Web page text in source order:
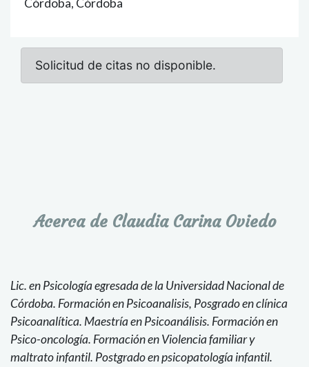
Córdoba, Córdoba
Acerca de Claudia Carina Oviedo
Lic. en Psicología egresada de la Universidad Nacional de
Córdoba. Formación en Psicoanalisis, Posgrado en clínica
Psicoanalítica. Maestría en Psicoanálisis. Formación en
Psico-oncología. Formación en Violencia familiar y
maltrato infantil. Postgrado en psicopatología infantil.